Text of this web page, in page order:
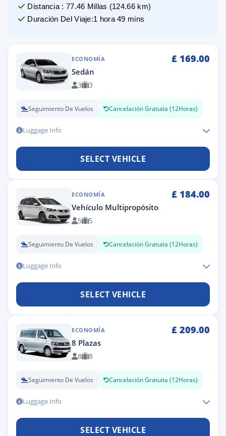
Distancia : 77.46 Millas (124.66km)
Duración Del Viaje:1 hora 49 mins
ECONOMÍA £ 169.00
Sedán
3 3
Seguimiento De Vuelos Cancelación Gratuita (12Horas)
Luggage Info
SELECT VEHICLE
ECONOMÍA £ 184.00
Vehículo Multipropósito
5 5
Seguimiento De Vuelos Cancelación Gratuita (12Horas)
Luggage Info
SELECT VEHICLE
ECONOMÍA £ 209.00
8 Plazas
8 8
Seguimiento De Vuelos Cancelación Gratuita (12Horas)
Luggage Info
SELECT VEHICLE